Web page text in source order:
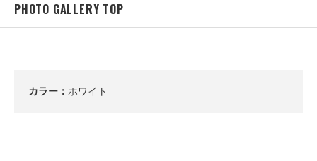
PHOTO GALLERY TOP
カラー： ホワイト